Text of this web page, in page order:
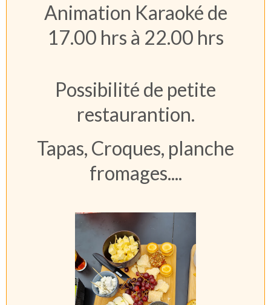
Animation Karaoké de
17.00 hrs à 22.00 hrs
Possibilité de petite
restaurantion.
Tapas, Croques, planche
fromages....